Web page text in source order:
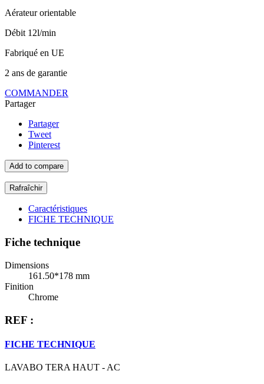
Aérateur orientable
Débit 12l/min
Fabriqué en UE
2 ans de garantie
COMMANDER
Partager
Partager
Tweet
Pinterest
Add to compare
Caractéristiques
FICHE TECHNIQUE
Fiche technique
Dimensions
161.50*178 mm
Finition
Chrome
REF :
FICHE TECHNIQUE
LAVABO TERA HAUT - AC